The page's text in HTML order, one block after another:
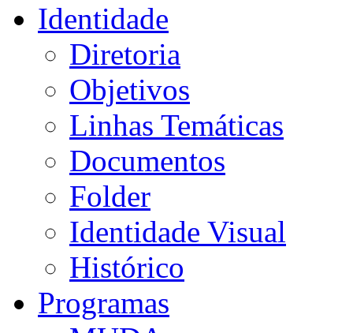
Identidade
Diretoria
Objetivos
Linhas Temáticas
Documentos
Folder
Identidade Visual
Histórico
Programas